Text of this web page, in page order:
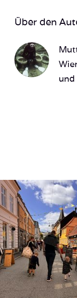
Über den
und